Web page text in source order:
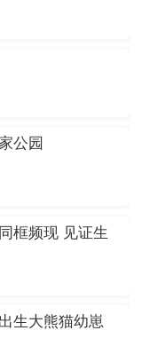
公园
框频现 见证生
生大熊猫幼崽